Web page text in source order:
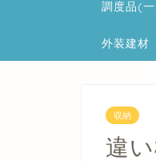
調度品(
外装建材
収納
違